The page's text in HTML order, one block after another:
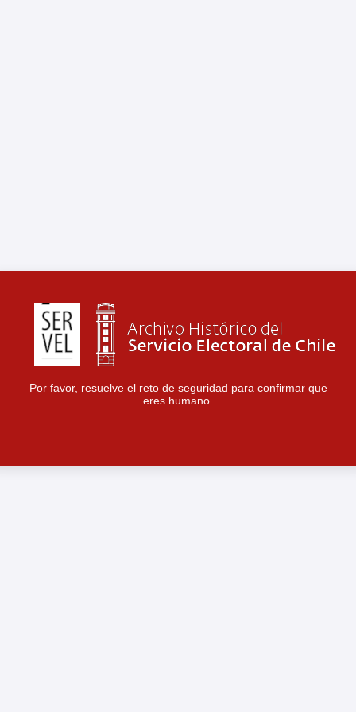
Por favor, resuelve el reto de seguridad para confirmar que
eres humano.